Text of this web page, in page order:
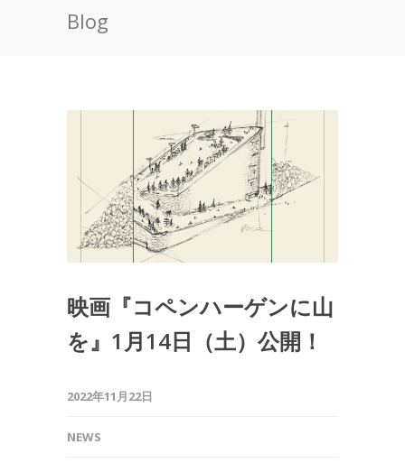
Blog
映画『コペンハーゲンに山
を』1月14日（土）公開！
2022年11月22日
NEWS